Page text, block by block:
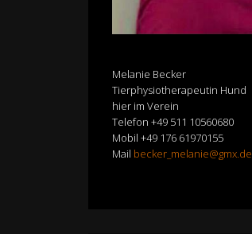
Melanie Becker
Tierphysiotherapeutin Hund
hier im Verein
Telefon +49 511 10560680
Mobil +49 176 61970155
Mail becker_melanie@gmx.de